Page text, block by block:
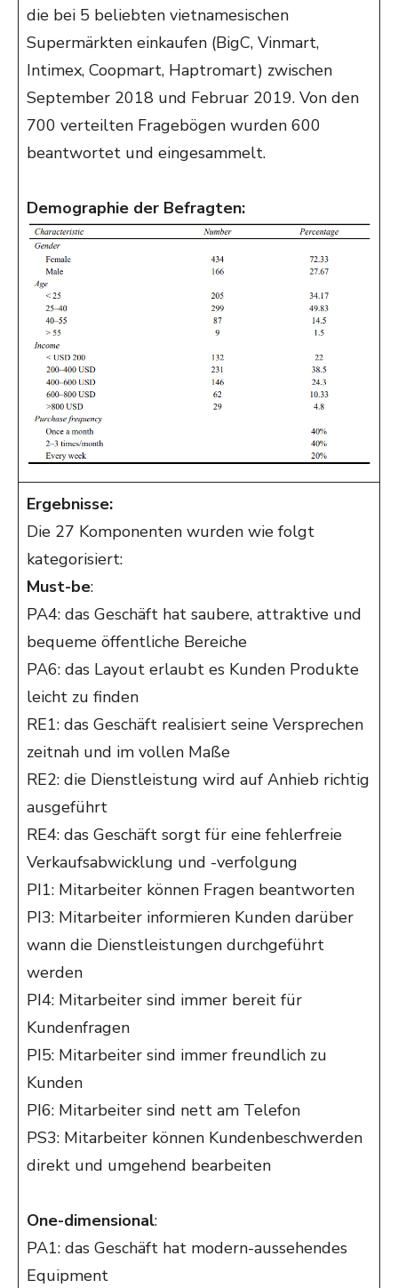
die bei 5 beliebten vietnamesischen
Supermärkten einkaufen (BigC, Vinmart,
Intimex, Coopmart, Haptromart) zwischen
September 2018 und Februar 2019. Von den
700 verteilten Fragebögen wurden 600
beantwortet und eingesammelt.
Demographie der Befragten:
Ergebnisse:
Die 27 Komponenten wurden wie folgt
kategorisiert:
Must-be:
PA4: das Geschäft hat saubere, attraktive und
bequeme öffentliche Bereiche
PA6: das Layout erlaubt es Kunden Produkte
leicht zu finden
RE1: das Geschäft realisiert seine Versprechen
zeitnah und im vollen Maße
RE2: die Dienstleistung wird auf Anhieb richtig
ausgeführt
RE4: das Geschäft sorgt für eine fehlerfreie
Verkaufsabwicklung und -verfolgung
PI1: Mitarbeiter können Fragen beantworten
PI3: Mitarbeiter informieren Kunden darüber
wann die Dienstleistungen durchgeführt
werden
PI4: Mitarbeiter sind immer bereit für
Kundenfragen
PI5: Mitarbeiter sind immer freundlich zu
Kunden
PI6: Mitarbeiter sind nett am Telefon
PS3: Mitarbeiter können Kundenbeschwerden
direkt und umgehend bearbeiten
One-dimensional:
PA1: das Geschäft hat modern-aussehendes
Equipment